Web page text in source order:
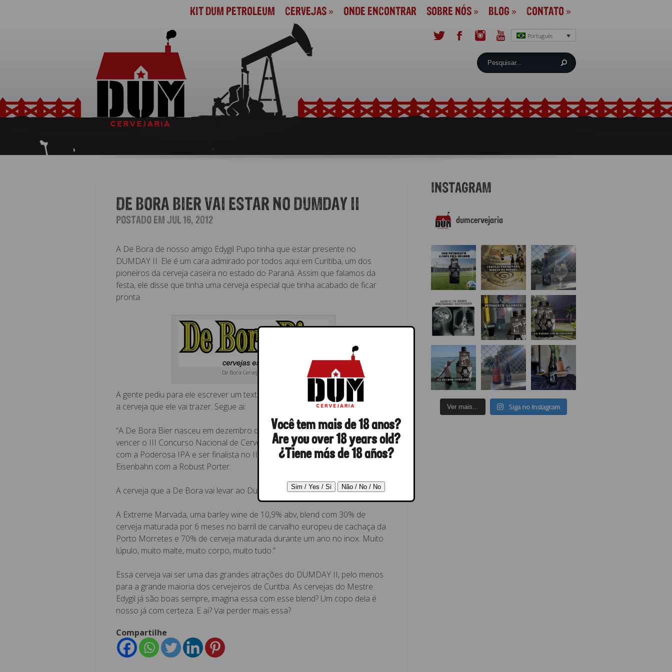
Português
KIT DUM PETROLEUM CERVEJAS » ONDE ENCONTRAR SOBRE NÓS » BLOG » CONTATO »
DE BORA BIER VAI ESTAR NO DUMDAY II
POSTADO EM JUL 16, 2012
A De Bora de nosso amigo Edygil Pupo tinha que estar presente no
DUMDAY II. Ele é um cara admirado por todos aqui em Curitiba, um dos
pioneiros da cerveja caseira no estado do Paraná. Assim que falamos da
festa, ele disse que tinha uma cerveja especial que tinha acabado de ficar
pronta.
De Bora Cervejas Especiais
A gente pediu para ele escrever um texto para o site, sobre a De Bora Bier e
a cerveja que ele vai trazer. Segue ai:
“A De Bora Bier nasceu em dezembro de 2008, em Imbituva – PR, depois de
vencer o III Concurso Nacional de Cerveja Artesanal em Belo Horizonte,
com a Poderosa IPA e ser finalista no II Concurso Mestre Cervejeiro
Eisenbahn com a Robust Porter.
A cerveja que a De Bora vai levar ao DumDay II é uma “porrada”.
A Extreme Marvada, uma barley wine de 10,9% abv, blend com 30% de
cerveja maturada por 6 meses no barril de carvalho europeu de cachaça da
Porto Morretes e 70% de cerveja maturada durante um ano no inox. Muito
lúpulo, muito malte, muito corpo, muito tudo.”
Essa cerveja vai ser uma das grandes atrações do DUMDAY II, pelo menos
para a grande maioria dos cervejeiros de Curitba. As cervejas do Mestre
Edygil já são boas sempre, imagina essa com esse blend? Um copo dela é
nosso já com certeza. E ai? Vai perder mais essa?
Compartilhe
INSTAGRAM
dumcervejaria
Ver mais... Siga no Instagram
Você tem mais de 18 anos?
Are you over 18 years old?
¿Tiene más de 18 años?